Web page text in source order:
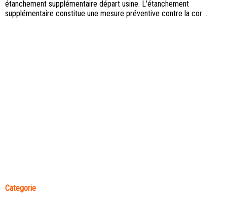
étanchement supplémentaire départ usine. L'étanchement
supplémentaire constitue une mesure préventive contre la cor ...
Categorie